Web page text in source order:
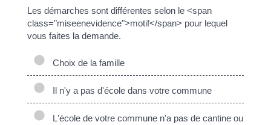
Les démarches sont différentes selon le <span
class="miseenevidence">motif</span> pour lequel
vous faites la demande.
Choix de la famille
Il n'y a pas d'école dans votre commune
L'école de votre commune n'a pas de cantine ou